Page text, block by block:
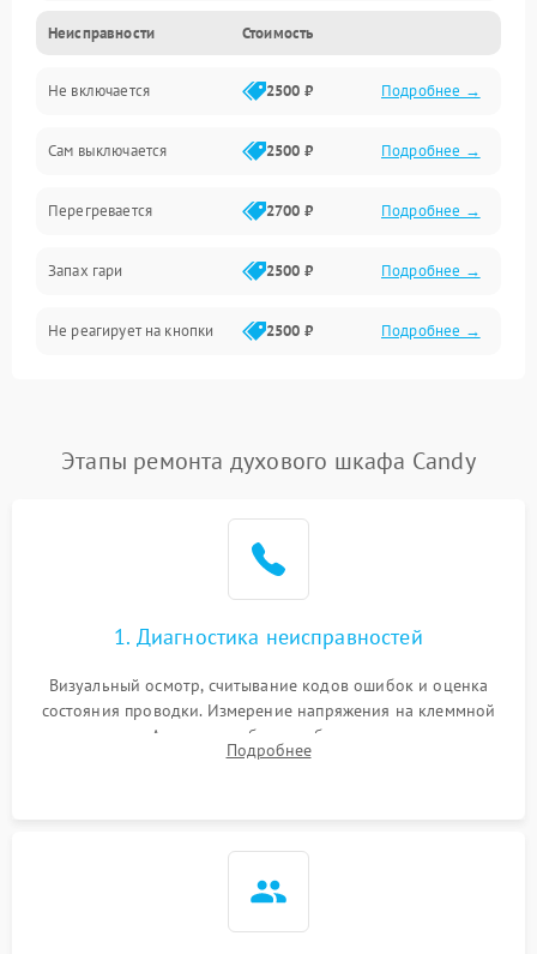
Неисправности Стоимость
Не включается 2500 ₽ Подробнее →
Сам выключается 2500 ₽ Подробнее →
Перегревается 2700 ₽ Подробнее →
Запах гари 2500 ₽ Подробнее →
Не реагирует на кнопки 2500 ₽ Подробнее →
Этапы ремонта духового шкафа Candy
1. Диагностика неисправностей
Визуальный осмотр, считывание кодов ошибок и оценка
состояния проводки. Измерение напряжения на клеммной
колодке. Анализ жалоб на проблемы с нагревом,
конвекцией, панелью управления или блокировкой дверцы.
Подробнее